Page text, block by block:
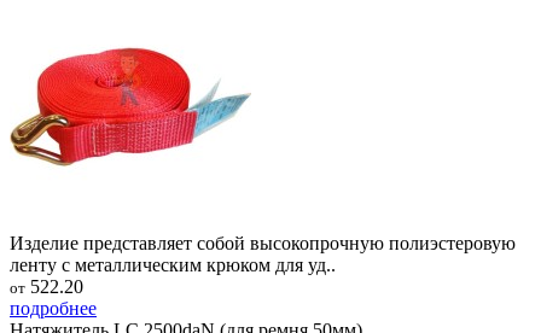
Изделие представляет собой высокопрочную полиэстеровую
ленту с металлическим крюком для уд..
от 522.20
подробнее